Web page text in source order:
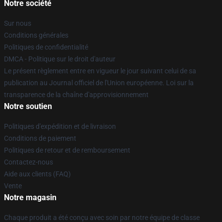
Notre société
Sur nous
Conditions générales
Politiques de confidentialité
DMCA - Politique sur le droit d'auteur
Le présent règlement entre en vigueur le jour suivant celui de sa
publication au Journal officiel de l'Union européenne. Loi sur la
transparence de la chaîne d'approvisionnement
Notre soutien
Politiques d'expédition et de livraison
Conditions de paiement
Politiques de retour et de remboursement
Contactez-nous
Aide aux clients (FAQ)
Vente
Notre magasin
Chaque produit a été conçu avec soin par notre équipe de classe